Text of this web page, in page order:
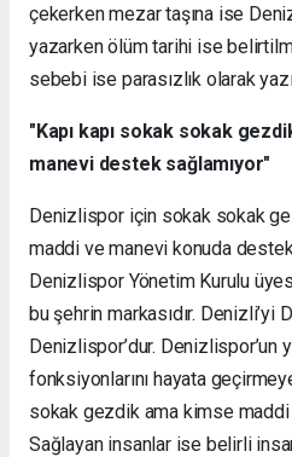
çekerken mezar taşına ise
yazarken ölüm tarihi ise
sebebi ise parasızlık olarak
"Kapı kapı sokak sokak
manevi destek sağlamıyor"
Denizlispor için sokak sokak
maddi ve manevi konuda
Denizlispor Yönetim Kurulu
bu şehrin markasıdır. Denizli’yi
Denizlispor’dur. Denizlispor’un
fonksiyonlarını hayata
sokak gezdik ama kimse
Sağlayan insanlar ise belirli